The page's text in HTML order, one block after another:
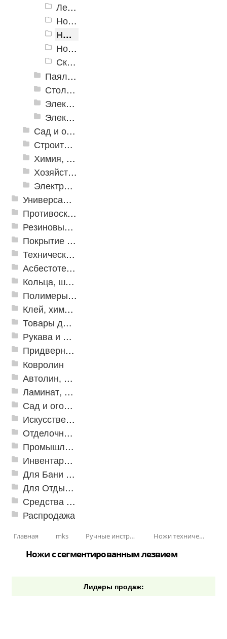
Лезвия сменные
Ножи круговые, перовые, технические, принадлежности
Ножи с сегментированным лезвием
Ножи, Скребки и принадлежности
Скребки и цикли
Паяльное оборудование
Столярно-слесарные инструменты
Электромонтажный инструмент
Электронные измерительные инструменты
Сад и огород
Строительная Химия и принадлежности
Химия, крепеж, СИЗ
Хозяйственные принадлежности
Электрика и свет
Универсальные модульные покрытия
Противоскользящая защита для лестниц, профили, ленты
Резиновые и ПВХ дорожки
Покрытие из резиновой крошки
Техническая резина
Асбестотехнические и теплоизоляционные материалы
Кольца, шайбы, манжеты
Полимеры и пластики
Клей, химия, сопутствующие товары
Товары для дома
Рукава и шланги промышленные
Придверные решетки
Ковролин
Автолин, Транслин, Линолеум
Ламинат, Кварцвиниловая плитка SPC
Сад и огород
Искусственная трава
Отделочные профили
Промышленный текстиль
Инвентарь для клининга
Для Бани и Сауны
Для Отдыха и Пикника
Средства от насекомых и садовых вредителей
Распродажа
Главная mks Ручные инструменты Ножи технические
Ножи с сегментированным лезвием
Лидеры продаж: